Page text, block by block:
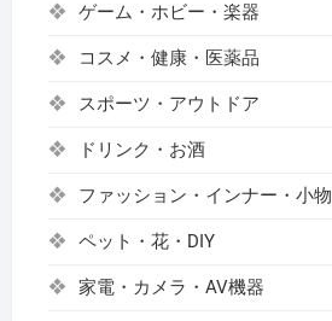
ゲーム・ホビー・楽器
コスメ・健康・医薬品
スポーツ・アウトドア
ドリンク・お酒
ファッション・インナー・小物
ペット・花・DIY
家電・カメラ・AV機器